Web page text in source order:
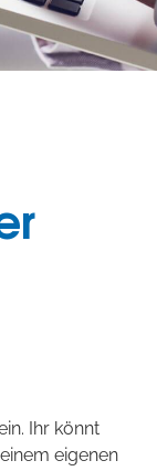
Ihr könnt
eigenen